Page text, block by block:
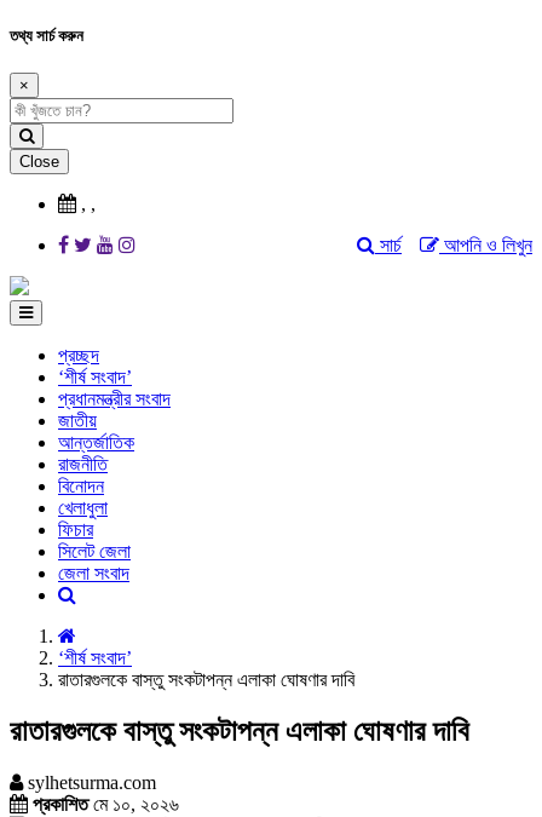
তথ্য সার্চ করুন
×
Close
, ,
আপনি ও লিখুন
সার্চ
প্রচ্ছদ
‘শীর্ষ সংবাদ’
প্রধানমন্ত্রীর সংবাদ
জাতীয়
আন্তর্জাতিক
রাজনীতি
বিনোদন
খেলাধুলা
ফিচার
সিলেট জেলা
জেলা সংবাদ
‘শীর্ষ সংবাদ’
রাতারগুলকে বাস্তু সংকটাপন্ন এলাকা ঘোষণার দাবি
রাতারগুলকে বাস্তু সংকটাপন্ন এলাকা ঘোষণার দাবি
sylhetsurma.com
প্রকাশিতমে ১০, ২০২৬